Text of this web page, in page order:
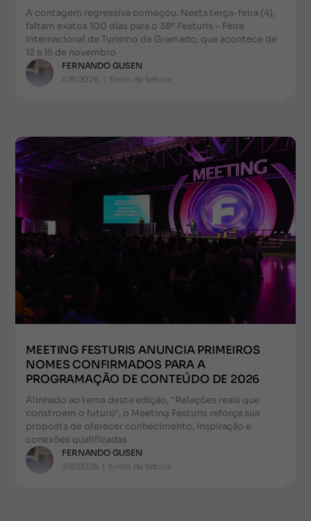
A contagem regressiva começou. Nesta terça-feira (4),
faltam exatos 100 dias para o 38º Festuris – Feira
Internacional de Turismo de Gramado, que acontece de
12 a 15 de novembro
FERNANDO GUSEN
4/8/2026 | 5min de leitura
MEETING FESTURIS ANUNCIA PRIMEIROS
NOMES CONFIRMADOS PARA A
PROGRAMAÇÃO DE CONTEÚDO DE 2026
Alinhado ao tema desta edição, "Relações reais que
constroem o futuro", o Meeting Festuris reforça sua
proposta de oferecer conhecimento, inspiração e
conexões qualificadas
FERNANDO GUSEN
3/8/2026 | 6 min de leitura